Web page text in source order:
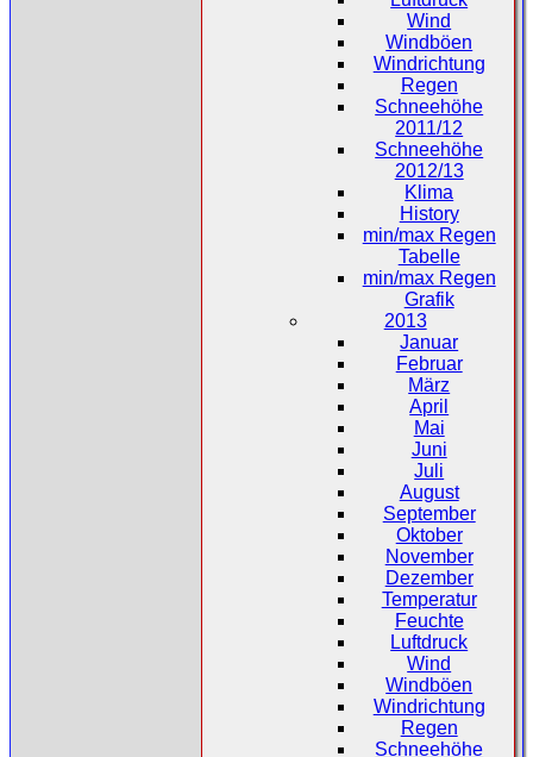
Wind
Windböen
Windrichtung
Regen
Schneehöhe
2011/12
Schneehöhe
2012/13
Klima
History
min/max Regen
Tabelle
min/max Regen
Grafik
2013
Januar
Februar
März
April
Mai
Juni
Juli
August
September
Oktober
November
Dezember
Temperatur
Feuchte
Luftdruck
Wind
Windböen
Windrichtung
Regen
Schneehöhe